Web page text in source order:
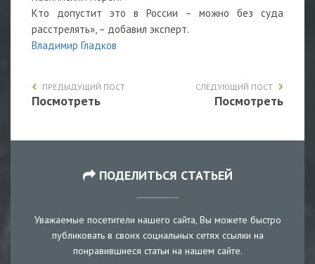
Кто допустит это в России – можно без суда
расстрелять», – добавил эксперт.
Владимир Гладков
ПРЕДЫДУЩИЙ ПОСТ
Посмотреть
СЛЕДУЮЩИЙ ПОСТ
Посмотреть
ПОДЕЛИТЬСЯ СТАТЬЕЙ
Уважаемые посетители нашего сайта, Вы можете быстро
публиковать в своих социальных сетях ссылки на
понравившиеся статьи на нашем сайте.